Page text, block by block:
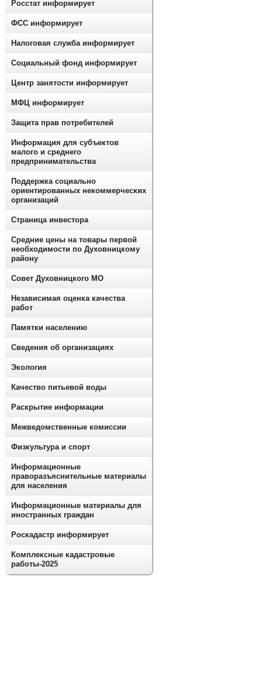
Росстат информирует
ФСС информирует
Налоговая служба информирует
Социальный фонд информирует
Центр занятости информирует
МФЦ информирует
Защита прав потребителей
Информация для субъектов
малого и среднего
предпринимательства
Поддержка социально
ориентированных некоммерческих
организаций
Страница инвестора
Средние цены на товары первой
необходимости по Духовницкому
району
Совет Духовницкого МО
Независимая оценка качества
работ
Памятки населению
Сведения об организациях
Экология
Качество питьевой воды
Раскрытие информации
Межведомственные комиссии
Физкультура и спорт
Информационные
праворазъяснительные материалы
для населения
Информационные материалы для
иностранных граждан
Роскадастр информирует
Комплексные кадастровые
работы-2025